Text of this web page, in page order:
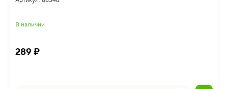
В наличии
289 ₽